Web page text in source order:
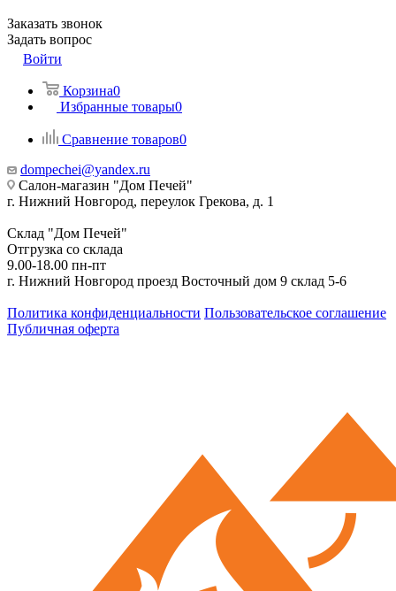
Заказать звонок
Задать вопрос
Войти
Корзина0
Избранные товары0
Сравнение товаров0
dompechei@yandex.ru
Салон-магазин "Дом Печей"
г. Нижний Новгород, переулок Грекова, д. 1
Склад "Дом Печей"
Отгрузка со склада
9.00-18.00 пн-пт
г. Нижний Новгород проезд Восточный дом 9 склад 5-6
Политика конфиденциальности Пользовательское соглашение
Публичная оферта